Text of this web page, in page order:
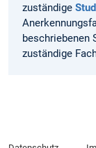
zuständige
beschriebenen
zuständige